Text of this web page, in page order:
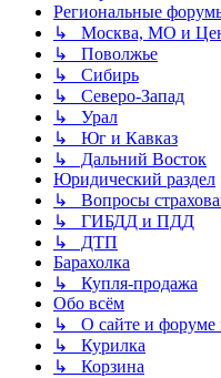
Региональные
↳ Москва, МО и
↳ Поволжье
↳ Сибирь
↳ Северо-Запад
↳ Урал
↳ Юг и Кавказ
↳ Дальний Восток
Юридический раздел
↳ Вопросы
↳ ГИБДД и ПДД
↳ ДТП
Барахолка
↳ Купля-продажа
Обо всём
↳ О сайте и форуме
↳ Курилка
↳ Корзина